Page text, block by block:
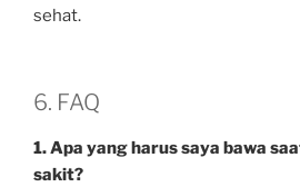
sehat.
6. FAQ
1. Apa yang harus saya bawa
sakit?